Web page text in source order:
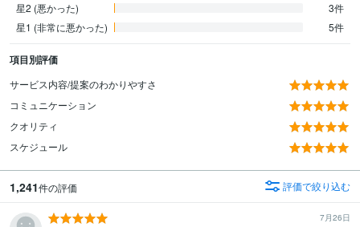
星2 (悪かった)
3件
星1 (非常に悪かった)
5件
項目別評価
サービス内容/提案のわかりやすさ
コミュニケーション
クオリティ
スケジュール
1,241件の評価 評価で絞り込む
7月26日